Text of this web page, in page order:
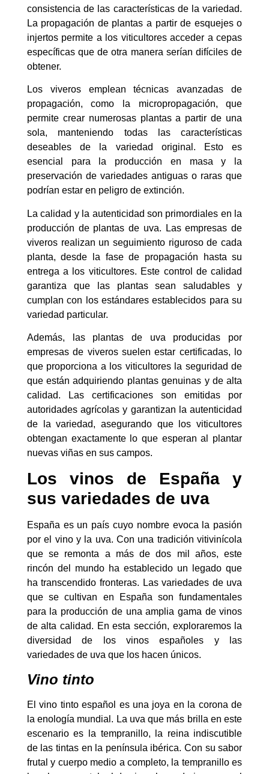
consistencia de las características de la variedad.
La propagación de plantas a partir de esquejes o
injertos permite a los viticultores acceder a cepas
específicas que de otra manera serían difíciles de
obtener.
Los viveros emplean técnicas avanzadas de
propagación, como la micropropagación, que
permite crear numerosas plantas a partir de una
sola, manteniendo todas las características
deseables de la variedad original. Esto es
esencial para la producción en masa y la
preservación de variedades antiguas o raras que
podrían estar en peligro de extinción.
La calidad y la autenticidad son primordiales en la
producción de plantas de uva. Las empresas de
viveros realizan un seguimiento riguroso de cada
planta, desde la fase de propagación hasta su
entrega a los viticultores. Este control de calidad
garantiza que las plantas sean saludables y
cumplan con los estándares establecidos para su
variedad particular.
Además, las plantas de uva producidas por
empresas de viveros suelen estar certificadas, lo
que proporciona a los viticultores la seguridad de
que están adquiriendo plantas genuinas y de alta
calidad. Las certificaciones son emitidas por
autoridades agrícolas y garantizan la autenticidad
de la variedad, asegurando que los viticultores
obtengan exactamente lo que esperan al plantar
nuevas viñas en sus campos.
Los vinos de España y
sus variedades de uva
España es un país cuyo nombre evoca la pasión
por el vino y la uva. Con una tradición vitivinícola
que se remonta a más de dos mil años, este
rincón del mundo ha establecido un legado que
ha transcendido fronteras. Las variedades de uva
que se cultivan en España son fundamentales
para la producción de una amplia gama de vinos
de alta calidad. En esta sección, exploraremos la
diversidad de los vinos españoles y las
variedades de uva que los hacen únicos.
Vino tinto
El vino tinto español es una joya en la corona de
la enología mundial. La uva que más brilla en este
escenario es la tempranillo, la reina indiscutible
de las tintas en la península ibérica. Con su sabor
frutal y cuerpo medio a completo, la tempranillo es